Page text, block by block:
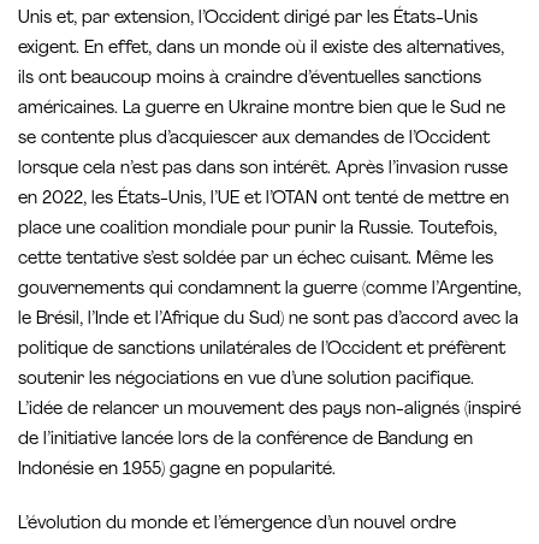
Unis et, par extension, l’Occident dirigé par les États-Unis
exigent. En effet, dans un monde où il existe des alternatives,
ils ont beaucoup moins à craindre d’éventuelles sanctions
américaines. La guerre en Ukraine montre bien que le Sud ne
se contente plus d’acquiescer aux demandes de l’Occident
lorsque cela n’est pas dans son intérêt. Après l’invasion russe
en 2022, les États-Unis, l’UE et l’OTAN ont tenté de mettre en
place une coalition mondiale pour punir la Russie. Toutefois,
cette tentative s’est soldée par un échec cuisant. Même les
gouvernements qui condamnent la guerre (comme l’Argentine,
le Brésil, l’Inde et l’Afrique du Sud) ne sont pas d’accord avec la
politique de sanctions unilatérales de l’Occident et préfèrent
soutenir les négociations en vue d’une solution pacifique.
L’idée de relancer un mouvement des pays non-alignés (inspiré
de l’initiative lancée lors de la conférence de Bandung en
Indonésie en 1955) gagne en popularité.
L’évolution du monde et l’émergence d’un nouvel ordre